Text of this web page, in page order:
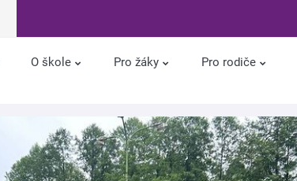
O škole Pro žáky Pro rodiče